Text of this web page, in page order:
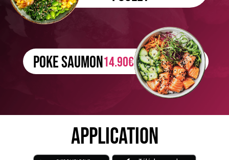
POKE SAUMON14.90€
APPLICATION